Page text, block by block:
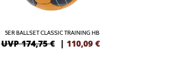
5ER BALLSET CLASSIC TRAINING HB
UVP 174,75 € | 110,09 €